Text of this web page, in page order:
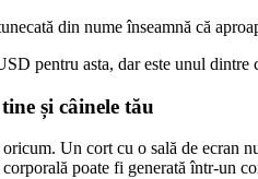
din nume înseamnă că
pentru asta, dar este unul
și câinele tău
Un cort cu o sală de
poate fi generată într-un